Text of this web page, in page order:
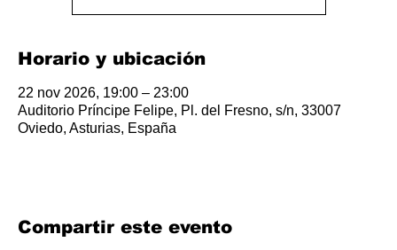
Horario y ubicación
22 nov 2026, 19:00 – 23:00
Auditorio Príncipe Felipe, Pl. del Fresno, s/n, 33007
Oviedo, Asturias, España
Compartir este evento